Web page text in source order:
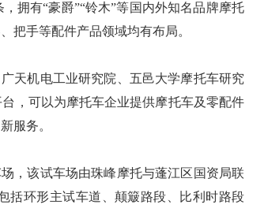
拥有“豪爵”“铃木”等国内外知名品牌摩托
把手等配件产品领域均有布局。
天机电工业研究院、五邑大学摩托车研究
，可以为摩托车企业提供摩托车及零配件
服务。
，该试车场由珠峰摩托与蓬江区国资局联
括环形主试车道、颠簸路段、比利时路段